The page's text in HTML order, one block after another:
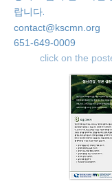
랍니다.
contact@kscmn.org
651-649-0009
click on the